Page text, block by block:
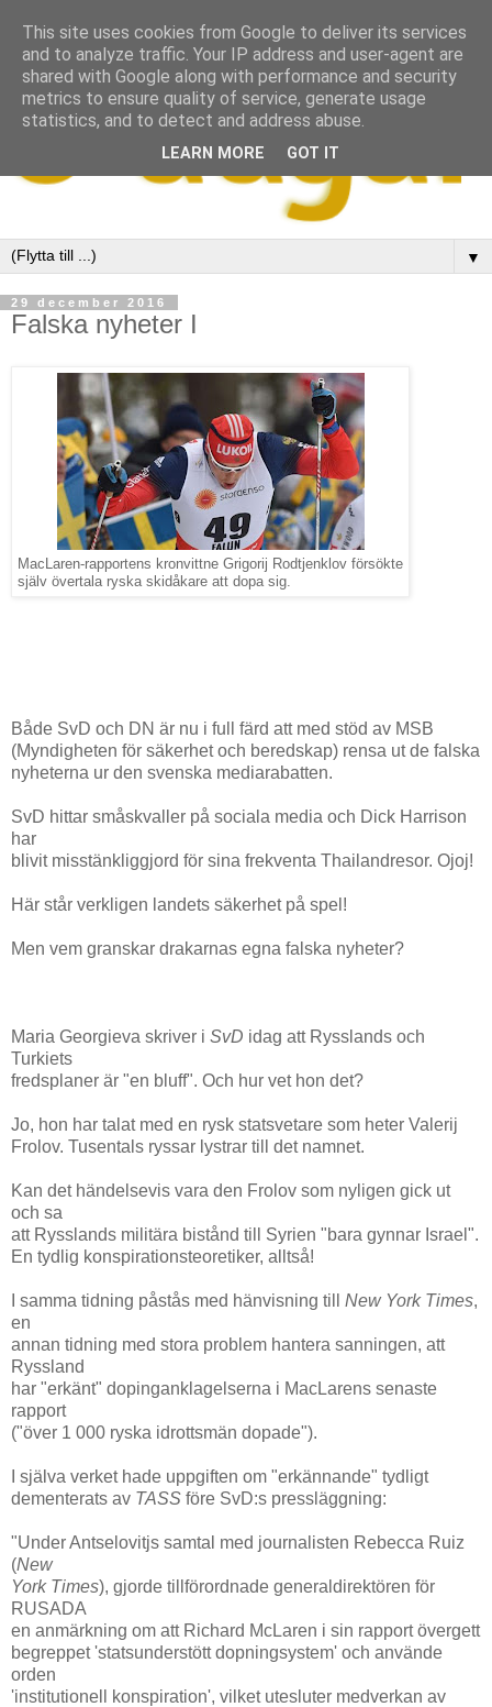
▼
29 december 2016
Falska nyheter I
MacLaren-rapportens kronvittne Grigorij Rodtjenklov försökte
själv övertala ryska skidåkare att dopa sig.
Både SvD och DN är nu i full färd att med stöd av MSB
(Myndigheten för säkerhet och beredskap) rensa ut de falska
nyheterna ur den svenska mediarabatten.
SvD hittar småskvaller på sociala media och Dick Harrison
har
blivit misstänkliggjord för sina frekventa Thailandresor. Ojoj!
Här står verkligen landets säkerhet på spel!
Men vem granskar drakarnas egna falska nyheter?
Maria Georgieva skriver i SvD idag att Rysslands och
Turkiets
fredsplaner är "en bluff". Och hur vet hon det?
Jo, hon har talat med en rysk statsvetare som heter Valerij
Frolov. Tusentals ryssar lystrar till det namnet.
Kan det händelsevis vara den Frolov som nyligen gick ut
och sa
att Rysslands militära bistånd till Syrien "bara gynnar Israel".
En tydlig konspirationsteoretiker, alltså!
I samma tidning påstås med hänvisning till New York Times,
en
annan tidning med stora problem hantera sanningen, att
Ryssland
har "erkänt" dopinganklagelserna i MacLarens senaste
rapport
("över 1 000 ryska idrottsmän dopade").
I själva verket hade uppgiften om "erkännande" tydligt
dementerats av TASS före SvD:s pressläggning:
"Under Antselovitjs samtal med journalisten Rebecca Ruiz
(New
York Times), gjorde tillförordnade generaldirektören för
RUSADA
en anmärkning om att Richard McLaren i sin rapport övergett
begreppet 'statsunderstött dopningsystem' och använde
orden
'institutionell konspiration', vilket utesluter medverkan av
This site uses cookies from Google to deliver its services
and to analyze traffic. Your IP address and user-agent are
shared with Google along with performance and security
metrics to ensure quality of service, generate usage
statistics, and to detect and address abuse.
LEARN MORE GOT IT